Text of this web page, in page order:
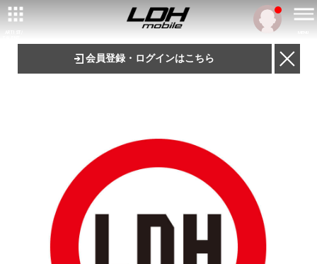
会員登録・ログインはこちら